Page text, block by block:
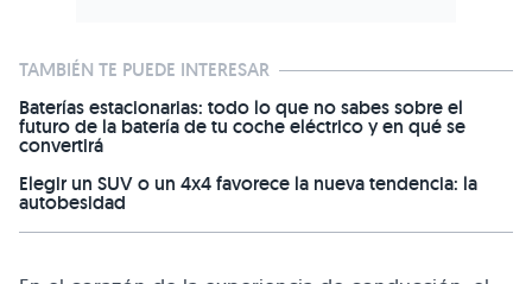
TAMBIÉN TE PUEDE INTERESAR
Baterías estacionarias: todo lo que no sabes sobre el
futuro de la batería de tu coche eléctrico y en qué se
convertirá
Elegir un SUV o un 4x4 favorece la nueva tendencia: la
autobesidad